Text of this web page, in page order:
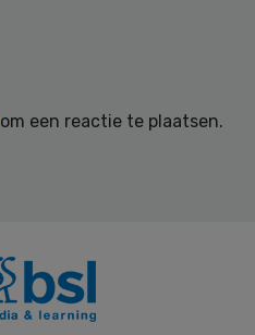
om een reactie te plaatsen.